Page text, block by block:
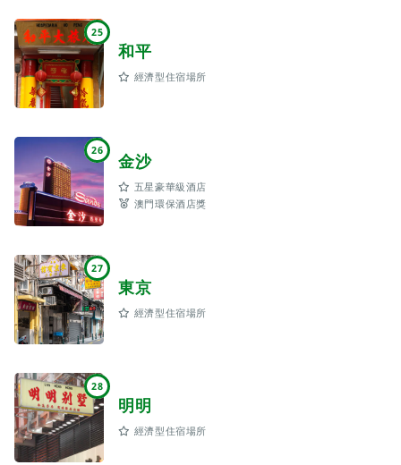
25
和平
經濟型住宿場所
26 金沙
五星豪華級酒店
澳門環保酒店獎
27
東京
經濟型住宿場所
28
明明
經濟型住宿場所